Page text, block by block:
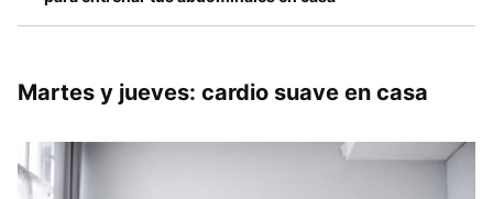
Martes y jueves: cardio suave en casa